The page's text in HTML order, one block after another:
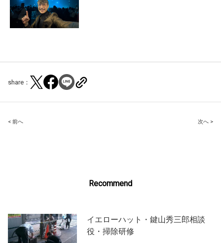
share：
Post
< 前へ 次へ >
Recommend
イエローハット・鍵山秀三郎相談
役・掃除研修